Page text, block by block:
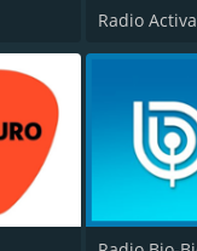
Radio Activa